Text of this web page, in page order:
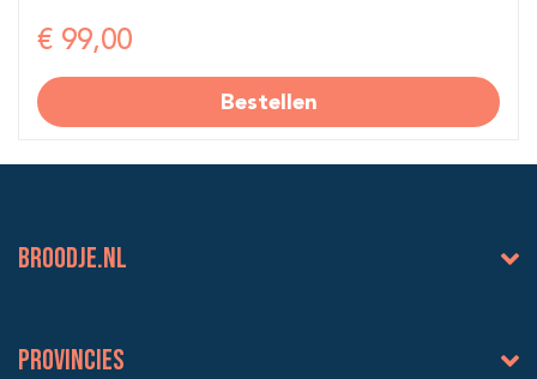
€ 99,00
Bestellen
BROODJE.NL
Provincies